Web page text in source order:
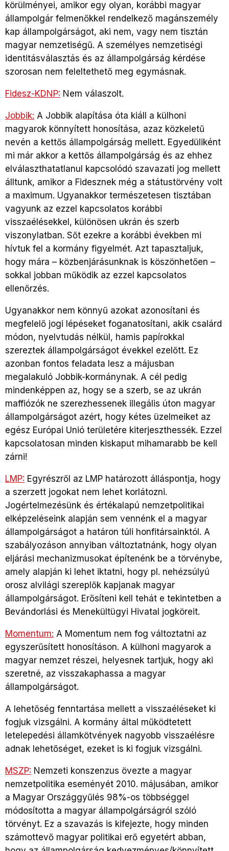
körülményei, amikor egy olyan, korábbi magyar
állampolgár felmenőkkel rendelkező magánszemély
kap állampolgárságot, aki nem, vagy nem tisztán
magyar nemzetiségű. A személyes nemzetiségi
identitásválasztás és az állampolgárság kérdése
szorosan nem feleltethető meg egymásnak.
Fidesz-KDNP: Nem válaszolt.
Jobbik: A Jobbik alapítása óta kiáll a külhoni
magyarok könnyített honosítása, azaz közkeletű
nevén a kettős állampolgárság mellett. Egyedüliként
mi már akkor a kettős állampolgárság és az ehhez
elválaszthatatlanul kapcsolódó szavazati jog mellett
álltunk, amikor a Fidesznek még a státustörvény volt
a maximum. Ugyanakkor természetesen tisztában
vagyunk az ezzel kapcsolatos korábbi
visszaélésekkel, különösen ukrán és szerb
viszonylatban. Sőt ezekre a korábbi években mi
hívtuk fel a kormány figyelmét. Azt tapasztaljuk,
hogy mára – közbenjárásunknak is köszönhetően –
sokkal jobban működik az ezzel kapcsolatos
ellenőrzés.
Ugyanakkor nem könnyű azokat azonosítani és
megfelelő jogi lépéseket foganatosítani, akik csalárd
módon, nyelvtudás nélkül, hamis papírokkal
szereztek állampolgárságot évekkel ezelőtt. Ez
azonban fontos feladata lesz a májusban
megalakuló Jobbik-kormánynak. A cél pedig
mindenképpen az, hogy se a szerb, se az ukrán
maffiózók ne szerezhessenek illegális úton magyar
állampolgárságot azért, hogy kétes üzelmeiket az
egész Európai Unió területére kiterjeszthessék. Ezzel
kapcsolatosan minden kiskaput mihamarabb be kell
zárni!
LMP: Egyrészről az LMP határozott álláspontja, hogy
a szerzett jogokat nem lehet korlátozni.
Jogértelmezésünk és értékalapú nemzetpolitikai
elképzeléseink alapján sem vennénk el a magyar
állampolgárságot a határon túli honfitársainktól. A
szabályozáson annyiban változtatnánk, hogy olyan
eljárási mechanizmusokat építenénk be a törvénybe,
amely alapján ki lehet iktatni, hogy pl. nehézsúlyú
orosz alvilági szereplők kapjanak magyar
állampolgárságot. Erősíteni kell tehát e tekintetben a
Bevándorlási és Menekültügyi Hivatal jogköreit.
Momentum: A Momentum nem fog változtatni az
egyszerűsített honosításon. A külhoni magyarok a
magyar nemzet részei, helyesnek tartjuk, hogy aki
szeretné, az visszakaphassa a magyar
állampolgárságot.
A lehetőség fenntartása mellett a visszaéléseket ki
fogjuk vizsgálni. A kormány által működtetett
letelepedési államkötvények nagyobb visszaélésre
adnak lehetőséget, ezeket is ki fogjuk vizsgálni.
MSZP: Nemzeti konszenzus övezte a magyar
nemzetpolitika eseményét 2010. májusában, amikor
a Magyar Országgyűlés 98%-os többséggel
módosította a magyar állampolgárságról szóló
törvényt. Ez a szavazás is kifejezte, hogy minden
számottevő magyar politikai erő egyetért abban,